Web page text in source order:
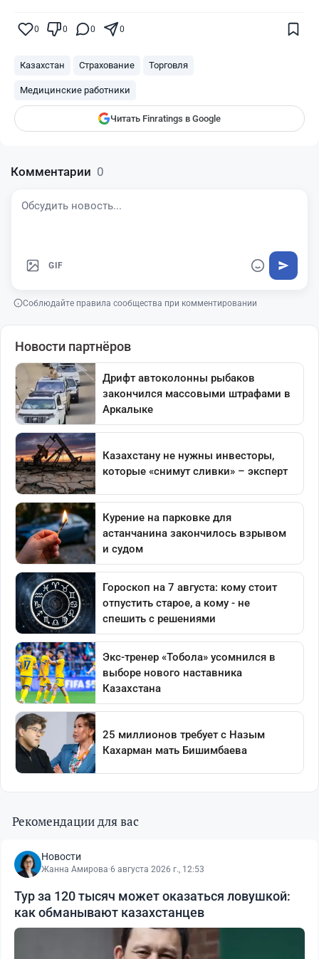
0 0 0 0
Казахстан Страхование Торговля
Медицинские работники
Читать Finratings в Google
Поставьте галочку рядом с
Finratings
Комментарии 0
GIF
Соблюдайте правила сообщества при комментировании
Рекомендации для вас
Новости
Жанна Амирова·6 августа 2026 г., 12:53
Тур за 120 тысяч может оказаться ловушкой:
как обманывают казахстанцев